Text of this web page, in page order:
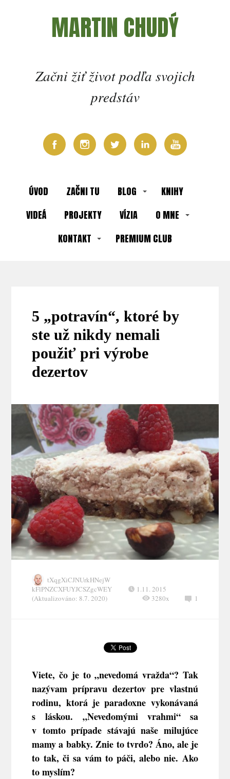
MARTIN CHUDÝ
Začni žiť život podľa svojich
predstáv
ÚVOD ZAČNI TU BLOG
KNIHY
VIDEÁ
PROJEKTY VÍZIA
O MNE
KONTAKT
PREMIUM CLUB
5 „potravín“, ktoré by
ste už nikdy nemali
použiť pri výrobe
dezertov
tXqgXiCJNUrkHNejW
kFlPNZCXFUYJCSZgcWEY
1.11. 2015
(Aktualizováno: 8.7. 2020)
1
3280x
Viete, čo je to „nevedomá vražda“? Tak
nazývam prípravu dezertov pre vlastnú
rodinu, ktorá je paradoxne vykonávaná
s láskou. „Nevedomými vrahmi“ sa
v tomto prípade stávajú naše milujúce
mamy a babky. Znie to tvrdo? Áno, ale je
to tak, či sa vám to páči, alebo nie. Ako
to myslím?